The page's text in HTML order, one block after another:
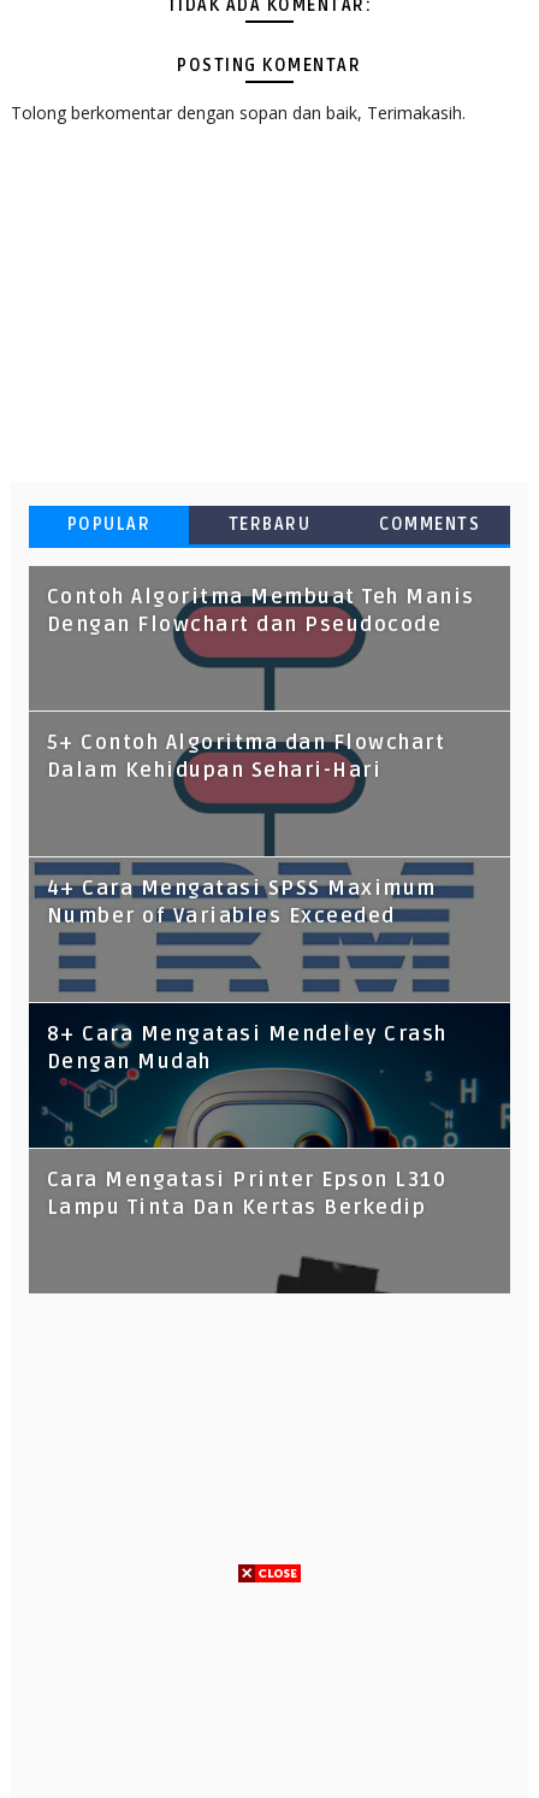
TIDAK ADA KOMENTAR:
POSTING KOMENTAR
Tolong berkomentar dengan sopan dan baik, Terimakasih.
POPULAR TERBARU COMMENTS
Contoh Algoritma Membuat Teh Manis
Dengan Flowchart dan Pseudocode
5+ Contoh Algoritma dan Flowchart
Dalam Kehidupan Sehari-Hari
4+ Cara Mengatasi SPSS Maximum
Number of Variables Exceeded
8+ Cara Mengatasi Mendeley Crash
Dengan Mudah
Cara Mengatasi Printer Epson L310
Lampu Tinta Dan Kertas Berkedip